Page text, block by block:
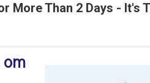
More Than 2 Days - It's
от